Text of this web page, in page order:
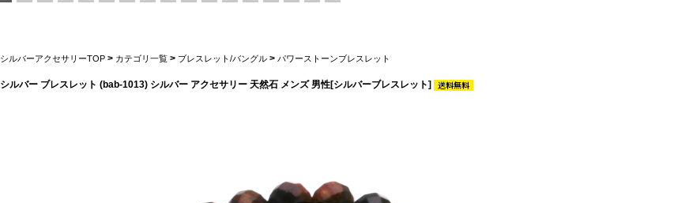
シルバーアクセサリーTOP > カテゴリ一覧 > ブレスレット/バングル > パワーストーンブレスレット
シルバー ブレスレット (bab-1013) シルバー アクセサリー 天然石 メンズ 男性[シルバーブレスレット]